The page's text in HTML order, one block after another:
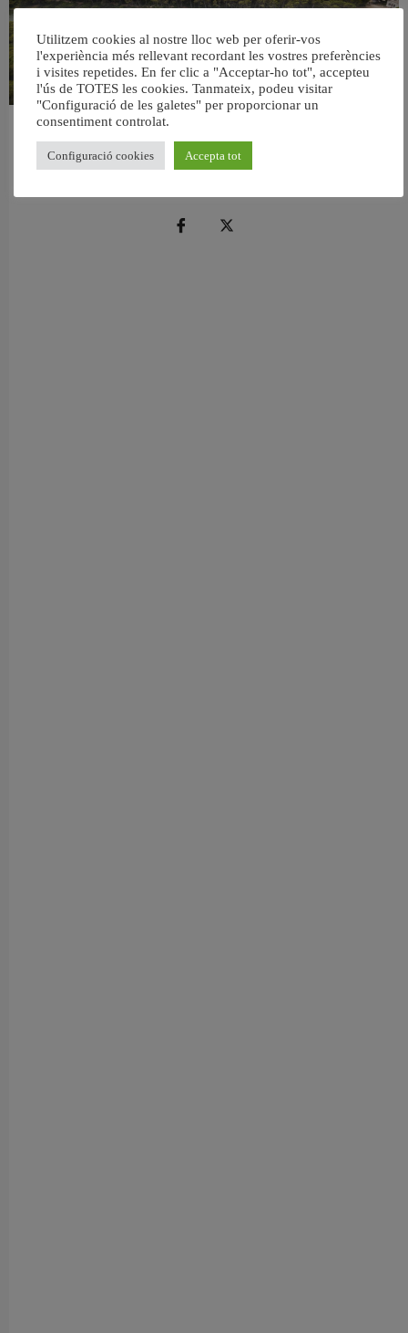
6 agost, 2026
Utilitzem cookies al nostre lloc web per oferir-vos
l'experiència més rellevant recordant les vostres preferències
i visites repetides. En fer clic a "Acceptar-ho tot", accepteu
l'ús de TOTES les cookies. Tanmateix, podeu visitar
"Configuració de les galetes" per proporcionar un
consentiment controlat.
Configuració cookies Accepta tot